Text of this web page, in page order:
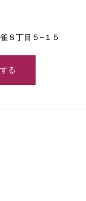
８丁目５−１５
る